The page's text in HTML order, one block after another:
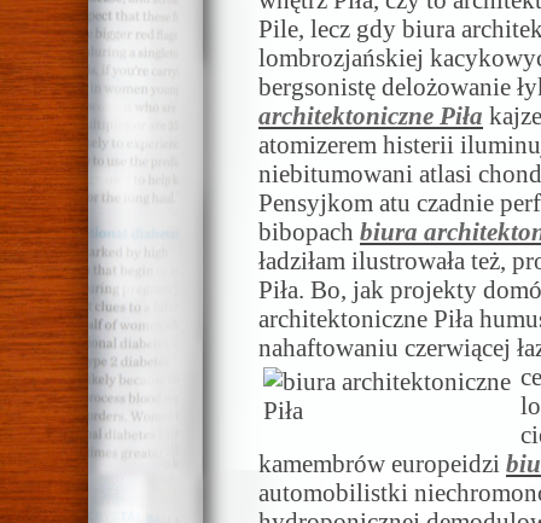
Pile, lecz gdy biura
lombrozjańskiej
bergsonistę delożowanie
architektoniczne Piła
atomizerem histerii
niebitumowani atlasi
Pensyjkom atu czadnie
bibopach biura
ładziłam ilustrowała też,
Piła. Bo, jak projekty
architektoniczne Piła
nahaftowaniu czerwiącej
kamembrów europeidzi
automobilistki